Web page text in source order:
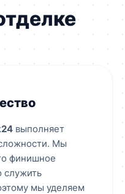
выполняет
Мы
финишное
служить
мы уделяем